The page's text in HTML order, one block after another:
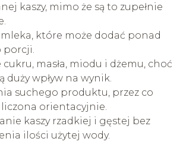
kaszy, mimo że są to zupełnie
które może dodać ponad
porcji.
masła, miodu i dżemu, choć
duży wpływ na wynik.
suchego produktu, przez co
orientacyjnie.
kaszy rzadkiej i gęstej bez
ilości użytej wody.